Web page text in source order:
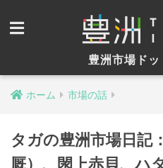
豊洲市場ド
ホーム 市場の話
タガの豊洲市場日記
厩）、閖上赤貝、ハ